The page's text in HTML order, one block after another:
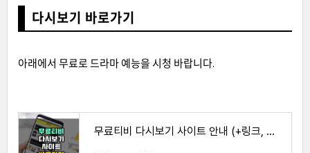
다시보기 바로가기
아래에서 무료로 드라마 예능을 시청 바랍니다.
무료티비 다시보기 사이트 안내 (+링크, 이용방법)